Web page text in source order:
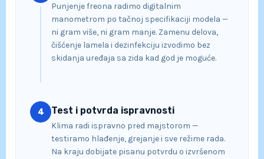
Punjenje freona radimo digitalnim
manometrom po tačnoj specifikaciji modela —
ni gram više, ni gram manje. Zamenu delova,
čišćenje lamela i dezinfekciju izvodimo bez
skidanja uređaja sa zida kad god je moguće.
4 Test i potvrda ispravnosti
Klima radi ispravno pred majstorom —
testiramo hlađenje, grejanje i sve režime rada.
Na kraju dobijate pisanu potvrdu o izvršenom